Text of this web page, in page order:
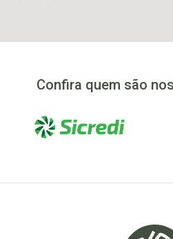
Confira quem são